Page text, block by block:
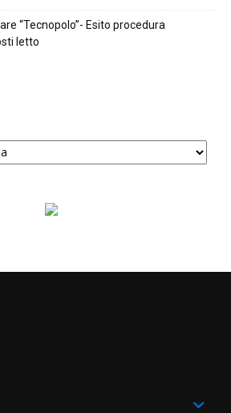
“Tecnopolo”- Esito procedura
letto